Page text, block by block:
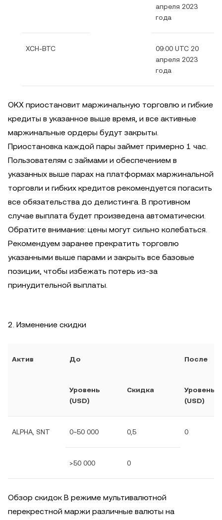
апреля 2023
года
XCH-BTC
09:00 UTC 20
апреля 2023
года
OKX приостановит маржинальную торговлю и гибкие
кредиты в указанное выше время, и все активные
маржинальные ордеры будут закрыты.
Приостановка каждой пары займет примерно 1 час.
Пользователям с займами и обеспечением в
указанных выше парах на платформах маржинальной
торговли и гибких кредитов рекомендуется погасить
все обязательства до делистинга. В противном
случае выплата будет произведена автоматически.
Обратите внимание: цены могут сильно колебаться.
Рекомендуем заранее прекратить торговлю
указанными выше парами и закрыть все базовые
позиции, чтобы избежать потерь из-за
принудительной выплаты.
2. Изменение скидки
Актив До После
Уровень
(USD)
Скидка
Уровень
(USD)
ALPHA, SNT 0~50 000 0,5 0
>50 000 0
Обзор скидок В режиме мультивалютной
перекрестной маржи различные валюты на